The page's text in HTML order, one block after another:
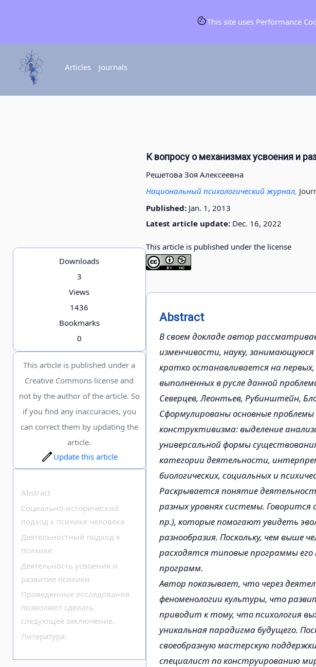
Articles Journals
Downloads
3
Views
1436
Bookmarks
0
This article is published under a
Creative Commons license and
not by the author of the article. So
if you find any inaccuracies, you
can correct them by updating the
article.
Update this article
Abstract
Социально-исторический
подход к психике человека
Деятельностный подход к
психике
Деятельность усвоения и
развитие психики
Проведенные исследования
позволяют сделать
следующее заключение.
Литература:
К вопросу о механизмах усвоения и
Решетова Зоя Алексеевна
Национальный психологический журнал,
Published:Jan. 1, 2013
Latest article update:Dec. 16, 2022
This article is published under the license
Abstract
В своем докладе автор
изменчивости, науку,
кратко останавливается на
выполненных в русле данной
Северцев, Леонтьев, Рубинштейн,
Cформулированы основные
конструктивизма: выделение
универсальной формы
категории деятельности,
биологических, социальных и
Раскрывается понятие
разных уровнях системы.
пр.), которые помогают увидеть
разнообразия. Поскольку, чем выше
расходятся типовые программы
программ.
Автор показывает, что через
феноменологии культуры, что
приводит к тому, что психология
уникальная парадигма будущего.
своеобразную мастерскую
специалист по конструированию
This site uses Performance